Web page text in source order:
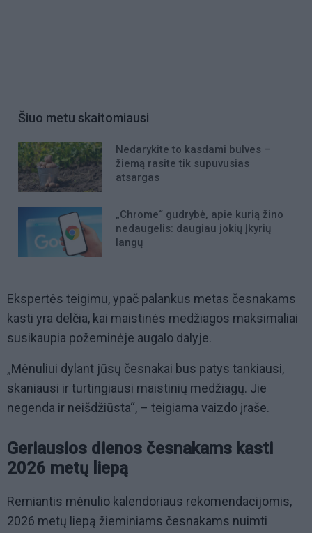
Šiuo metu skaitomiausi
Nedarykite to kasdami bulves –
žiemą rasite tik supuvusias
atsargas
„Chrome“ gudrybė, apie kurią žino
nedaugelis: daugiau jokių įkyrių
langų
Ekspertės teigimu, ypač palankus metas česnakams
kasti yra delčia, kai maistinės medžiagos maksimaliai
susikaupia požeminėje augalo dalyje.
„Mėnuliui dylant jūsų česnakai bus patys tankiausi,
skaniausi ir turtingiausi maistinių medžiagų. Jie
negenda ir neišdžiūsta“, – teigiama vaizdo įraše.
Geriausios dienos česnakams kasti
2026 metų liepą
Remiantis mėnulio kalendoriaus rekomendacijomis,
2026 metų liepą žieminiams česnakams nuimti